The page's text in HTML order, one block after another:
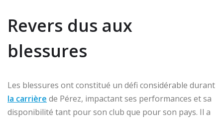
Revers dus aux
blessures
Les blessures ont constitué un défi considérable durant
la carrière de Pérez, impactant ses performances et sa
disponibilité tant pour son club que pour son pays. Il a